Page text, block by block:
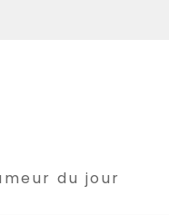
du jour